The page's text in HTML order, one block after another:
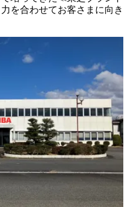
を合わせてお客さまに向き